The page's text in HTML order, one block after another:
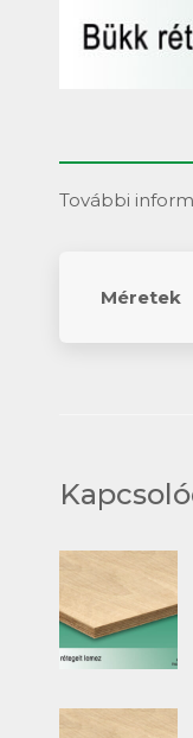
További
Méretek